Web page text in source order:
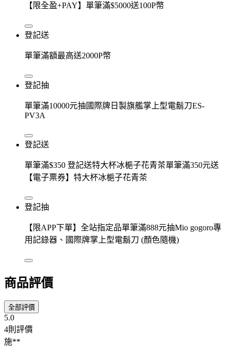
【限全盈+PAY】單筆滿$5000送100P幣
登記送
單筆滿額最高送2000P幣
登記抽
單筆滿10000元抽國際牌日製旗艦掌上型電鬍刀ES-
PV3A
登記送
單筆滿$350 登記送特大杯冰梔子花青茶單筆滿350元送
【電子票券】特大杯冰梔子花青茶
登記抽
【限APP下單】全站指定品單筆滿888元抽Mio gogoro專
用記錄器、國際牌掌上型電鬍刀 (顏色隨機)
商品評價
全部評價
5.0
4則評價
施**